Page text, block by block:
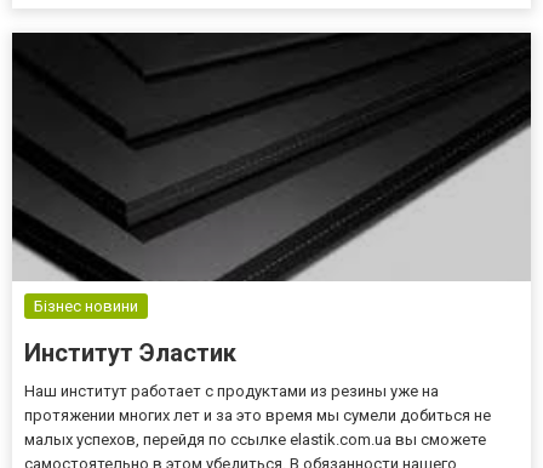
корректором.Найти так...
Бізнес новини
Институт Эластик
Наш институт работает с продуктами из резины уже на
протяжении многих лет и за это время мы сумели добиться не
малых успехов, перейдя по ссылке elastik.com.ua вы сможете
самостоятельно в этом убедиться. В обязанности нашего